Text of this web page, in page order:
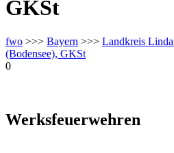
GKSt
fwo >>> Bayern >>> Landkreis
(Bodensee), GKSt
0
Werksfeuerwehren